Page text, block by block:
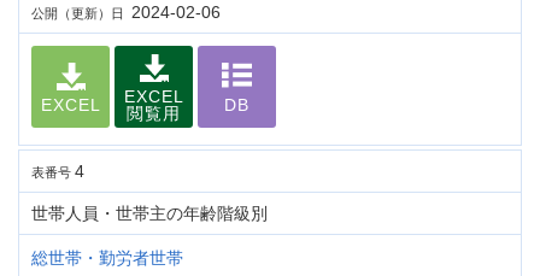
公開（更新）日 2024-02-06
EXCEL
EXCEL
閲覧用
DB
表番号 4
世帯人員・世帯主の年齢階級別
総世帯・勤労者世帯